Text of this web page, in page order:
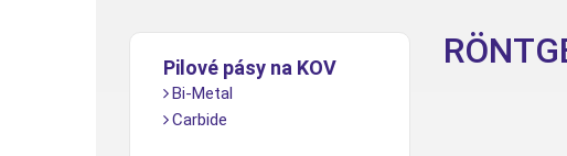
Pilové pásy na KOV
Bi-Metal
Carbide